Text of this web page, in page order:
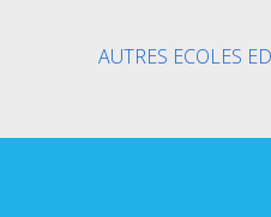
AUTRES ECOLES